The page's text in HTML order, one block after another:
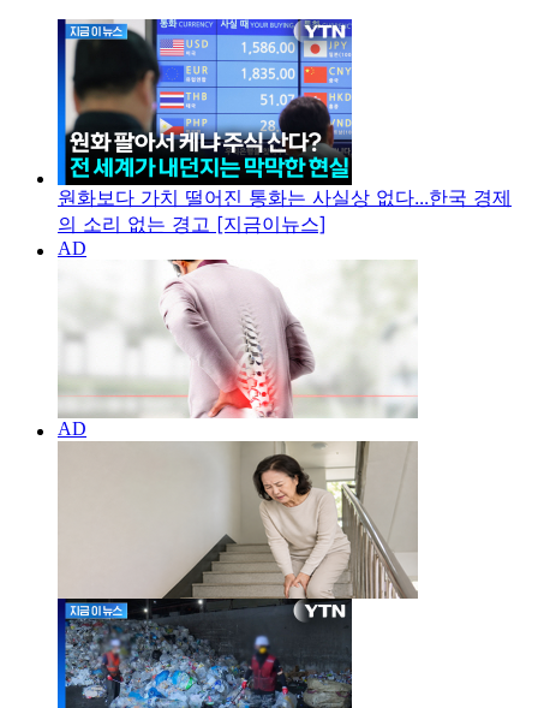
원화보다 가치 떨어진 통화는 사실상 없다...한국 경제
의 소리 없는 경고 [지금이뉴스]